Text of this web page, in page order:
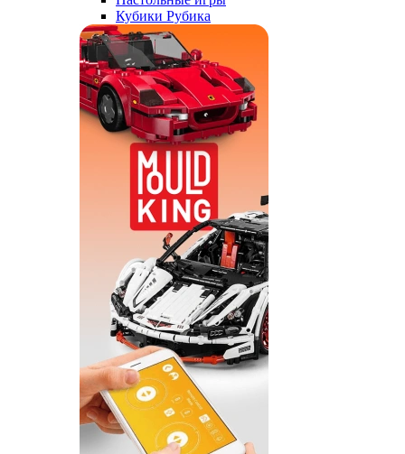
Кубики Рубика